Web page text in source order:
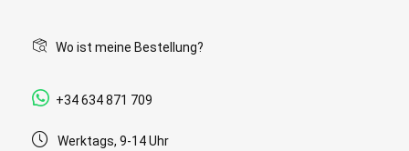
Wo ist meine Bestellung?
+34 634 871 709
Werktags, 9-14 Uhr